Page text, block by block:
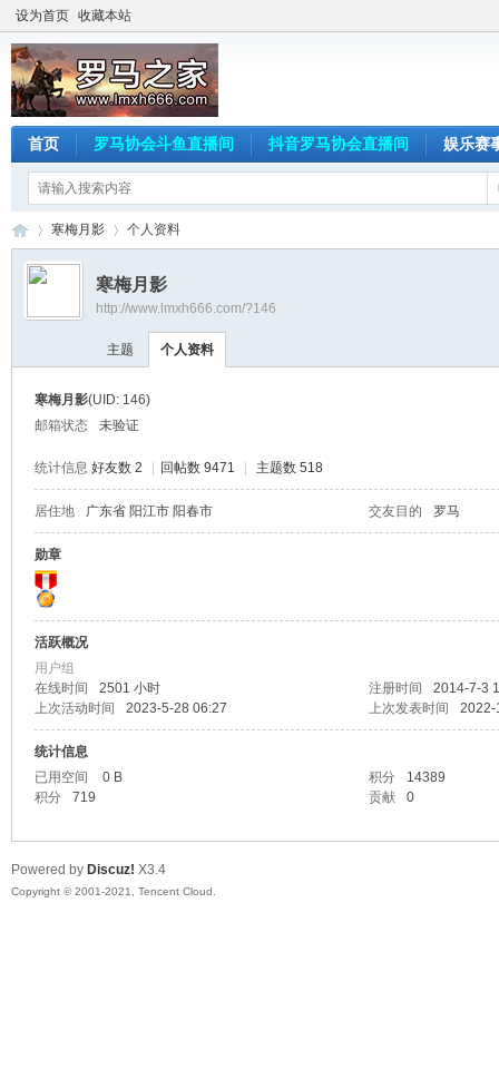
设为首页 收藏本站
首页 罗马协会斗鱼直播间 抖音罗马协会直播间 娱乐赛
›
寒梅月影 个人资料
寒梅月影
http://www.lmxh666.com/?146
主题 个人资料
寒梅月影(UID: 146)
邮箱状态
未验证
统计信息 好友数 2 回帖数 9471 主题数 518
居住地 广东省 阳江市 阳春市 交友目的 罗马
勋章
活跃概况
用户组
在线时间
2501 小时 注册时间
2014-7-3
上次活动时间
2023-5-28 06:27 上次发表时间 2022-
统计信息
已用空间
0 B 积分
14389
积分
719 贡献 0
Powered by Discuz! X3.4
Copyright © 2001-2021, Tencent Cloud.